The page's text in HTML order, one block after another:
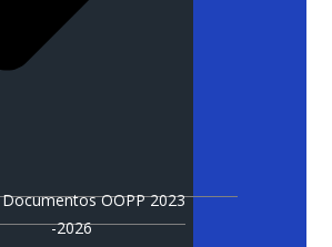
Documentos OOPP 2023
-2026